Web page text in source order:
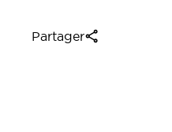
Partager